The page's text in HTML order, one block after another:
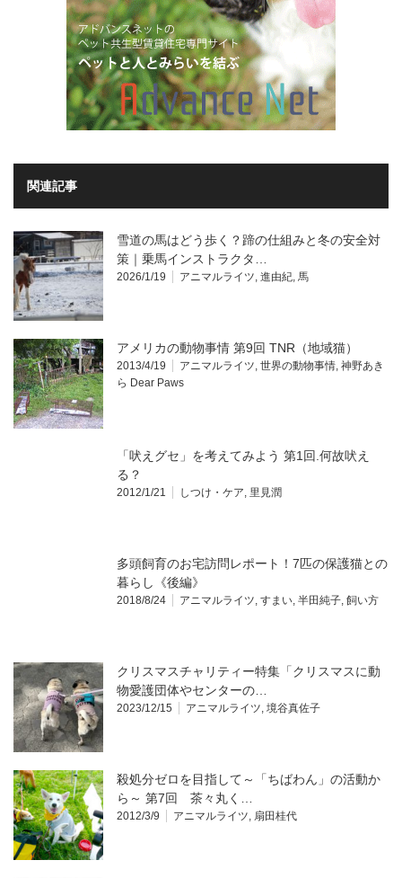
関連記事
雪道の馬はどう歩く？蹄の仕組みと冬の安全対
策｜乗馬インストラクタ…
2026/1/19 アニマルライツ 進由紀 馬
アメリカの動物事情 第9回 TNR（地域猫）
2013/4/19 アニマルライツ 世界の動物事情 神野あき
ら Dear Paws
「吠えグセ」を考えてみよう 第1回.何故吠え
る？
2012/1/21 しつけ・ケア 里見潤
多頭飼育のお宅訪問レポート！7匹の保護猫との
暮らし《後編》
2018/8/24 アニマルライツ すまい 半田純子 飼い方
クリスマスチャリティー特集「クリスマスに動
物愛護団体やセンターの…
2023/12/15 アニマルライツ 境谷真佐子
殺処分ゼロを目指して～「ちばわん」の活動か
ら～ 第7回 茶々丸く…
2012/3/9 アニマルライツ 扇田桂代